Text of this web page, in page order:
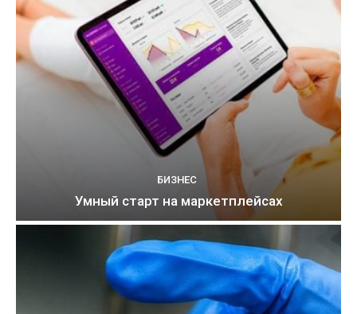
БИЗНЕС
Умный старт на маркетплейсах